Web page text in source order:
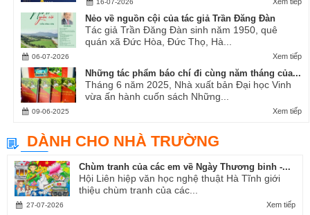
16-07-2026
Nẻo về nguồn cội của tác giả Trần Đăng Đàn
Tác giả Trần Đăng Đàn sinh năm 1950, quê
quán xã Đức Hòa, Đức Thọ, Hà...
Xem tiếp
06-07-2026
Những tác phẩm báo chí đi cùng năm tháng của...
Tháng 6 năm 2025, Nhà xuất bản Đại học Vinh
vừa ấn hành cuốn sách Những...
Xem tiếp
09-06-2025
DÀNH CHO NHÀ TRƯỜNG
Chùm tranh của các em về Ngày Thương binh -...
Hội Liên hiệp văn học nghệ thuật Hà Tĩnh giới
thiệu chùm tranh của các...
Xem tiếp
27-07-2026